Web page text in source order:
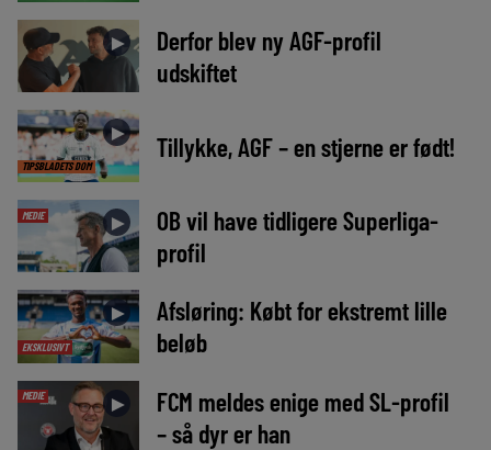
►
Derfor blev ny AGF-profil
udskiftet
TIPSBLADETS DOM
► Tillykke, AGF – en stjerne er født!
MEDIE ►
OB vil have tidligere Superliga-
profil
EKSKLUSIVT
►
Afsløring: Købt for ekstremt lille
beløb
MEDIE ►
FCM meldes enige med SL-profil
– så dyr er han